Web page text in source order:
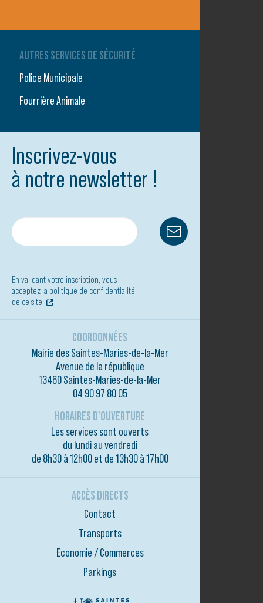
AUTRES SERVICES DE SÉCURITÉ
Police Municipale
Fourrière Animale
Inscrivez-vous
à notre newsletter !
En validant votre inscription, vous
acceptez la politique de confidentialité
de ce site
COORDONNÉES
Mairie des Saintes-Maries-de-la-Mer
Avenue de la république
13460 Saintes-Maries-de-la-Mer
04 90 97 80 05
HORAIRES D'OUVERTURE
Les services sont ouverts
du lundi au vendredi
de 8h30 à 12h00 et de 13h30 à 17h00
ACCÈS DIRECTS
Contact
Transports
Economie / Commerces
Parkings